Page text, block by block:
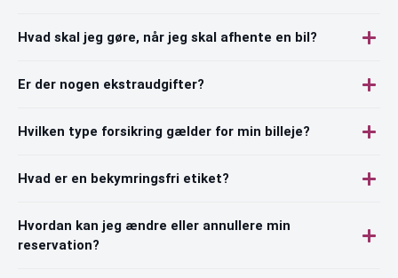
Hvad skal jeg gøre, når jeg skal afhente en bil?
Er der nogen ekstraudgifter?
Hvilken type forsikring gælder for min billeje?
Hvad er en bekymringsfri etiket?
Hvordan kan jeg ændre eller annullere min
reservation?